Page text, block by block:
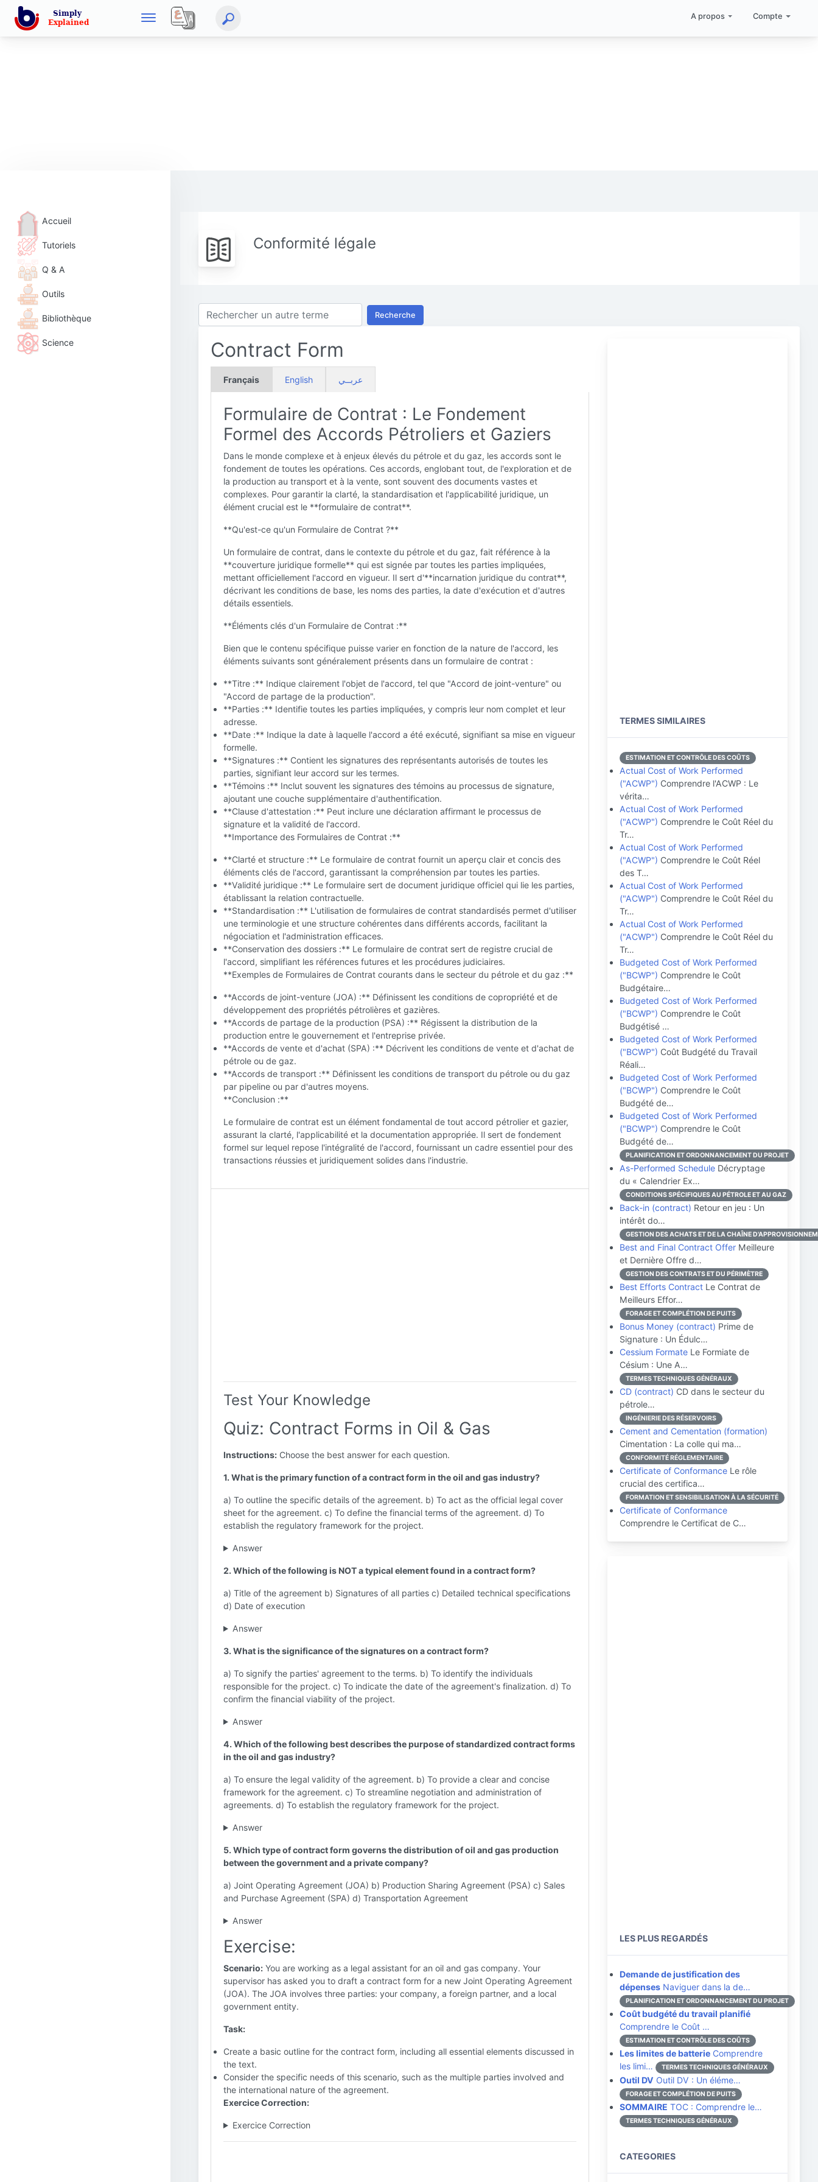
A propos Compte
Accueil
Tutoriels
Q & A
Outils
Bibliothèque
Science
Conformité légale
Recherche
Contract Form
Français English عربــي
Formulaire de Contrat : Le Fondement
Formel des Accords Pétroliers et Gaziers
Dans le monde complexe et à enjeux élevés du pétrole et du gaz, les accords sont le
fondement de toutes les opérations. Ces accords, englobant tout, de l'exploration et de
la production au transport et à la vente, sont souvent des documents vastes et
complexes. Pour garantir la clarté, la standardisation et l'applicabilité juridique, un
élément crucial est le **formulaire de contrat**.
**Qu'est-ce qu'un Formulaire de Contrat ?**
Un formulaire de contrat, dans le contexte du pétrole et du gaz, fait référence à la
**couverture juridique formelle** qui est signée par toutes les parties impliquées,
mettant officiellement l'accord en vigueur. Il sert d'**incarnation juridique du contrat**,
décrivant les conditions de base, les noms des parties, la date d'exécution et d'autres
détails essentiels.
**Éléments clés d'un Formulaire de Contrat :**
Bien que le contenu spécifique puisse varier en fonction de la nature de l'accord, les
éléments suivants sont généralement présents dans un formulaire de contrat :
**Titre :** Indique clairement l'objet de l'accord, tel que "Accord de joint-venture" ou
"Accord de partage de la production".
**Parties :** Identifie toutes les parties impliquées, y compris leur nom complet et leur
adresse.
**Date :** Indique la date à laquelle l'accord a été exécuté, signifiant sa mise en vigueur
formelle.
**Signatures :** Contient les signatures des représentants autorisés de toutes les
parties, signifiant leur accord sur les termes.
**Témoins :** Inclut souvent les signatures des témoins au processus de signature,
ajoutant une couche supplémentaire d'authentification.
**Clause d'attestation :** Peut inclure une déclaration affirmant le processus de
signature et la validité de l'accord.
**Importance des Formulaires de Contrat :**
**Clarté et structure :** Le formulaire de contrat fournit un aperçu clair et concis des
éléments clés de l'accord, garantissant la compréhension par toutes les parties.
**Validité juridique :** Le formulaire sert de document juridique officiel qui lie les parties,
établissant la relation contractuelle.
**Standardisation :** L'utilisation de formulaires de contrat standardisés permet d'utiliser
une terminologie et une structure cohérentes dans différents accords, facilitant la
négociation et l'administration efficaces.
**Conservation des dossiers :** Le formulaire de contrat sert de registre crucial de
l'accord, simplifiant les références futures et les procédures judiciaires.
**Exemples de Formulaires de Contrat courants dans le secteur du pétrole et du gaz :**
**Accords de joint-venture (JOA) :** Définissent les conditions de copropriété et de
développement des propriétés pétrolières et gazières.
**Accords de partage de la production (PSA) :** Régissent la distribution de la
production entre le gouvernement et l'entreprise privée.
**Accords de vente et d'achat (SPA) :** Décrivent les conditions de vente et d'achat de
pétrole ou de gaz.
**Accords de transport :** Définissent les conditions de transport du pétrole ou du gaz
par pipeline ou par d'autres moyens.
**Conclusion :**
Le formulaire de contrat est un élément fondamental de tout accord pétrolier et gazier,
assurant la clarté, l'applicabilité et la documentation appropriée. Il sert de fondement
formel sur lequel repose l'intégralité de l'accord, fournissant un cadre essentiel pour des
transactions réussies et juridiquement solides dans l'industrie.
Test Your Knowledge
Quiz: Contract Forms in Oil & Gas
Instructions: Choose the best answer for each question.
1. What is the primary function of a contract form in the oil and gas industry?
a) To outline the specific details of the agreement. b) To act as the official legal cover
sheet for the agreement. c) To define the financial terms of the agreement. d) To
establish the regulatory framework for the project.
Answer
2. Which of the following is NOT a typical element found in a contract form?
a) Title of the agreement b) Signatures of all parties c) Detailed technical specifications
d) Date of execution
Answer
3. What is the significance of the signatures on a contract form?
a) To signify the parties' agreement to the terms. b) To identify the individuals
responsible for the project. c) To indicate the date of the agreement's finalization. d) To
confirm the financial viability of the project.
Answer
4. Which of the following best describes the purpose of standardized contract forms
in the oil and gas industry?
a) To ensure the legal validity of the agreement. b) To provide a clear and concise
framework for the agreement. c) To streamline negotiation and administration of
agreements. d) To establish the regulatory framework for the project.
Answer
5. Which type of contract form governs the distribution of oil and gas production
between the government and a private company?
a) Joint Operating Agreement (JOA) b) Production Sharing Agreement (PSA) c) Sales
and Purchase Agreement (SPA) d) Transportation Agreement
Answer
Exercise:
Scenario: You are working as a legal assistant for an oil and gas company. Your
supervisor has asked you to draft a contract form for a new Joint Operating Agreement
(JOA). The JOA involves three parties: your company, a foreign partner, and a local
government entity.
Task:
Create a basic outline for the contract form, including all essential elements discussed in
the text.
Consider the specific needs of this scenario, such as the multiple parties involved and
the international nature of the agreement.
Exercice Correction:
Exercice Correction
TERMES SIMILAIRES
ESTIMATION ET CONTRÔLE DES COÛTS
Actual Cost of Work Performed
("ACWP") Comprendre l'ACWP : Le
vérita…
Actual Cost of Work Performed
("ACWP") Comprendre le Coût Réel du
Tr…
Actual Cost of Work Performed
("ACWP") Comprendre le Coût Réel
des T…
Actual Cost of Work Performed
("ACWP") Comprendre le Coût Réel du
Tr…
Actual Cost of Work Performed
("ACWP") Comprendre le Coût Réel du
Tr…
Budgeted Cost of Work Performed
("BCWP") Comprendre le Coût
Budgétaire…
Budgeted Cost of Work Performed
("BCWP") Comprendre le Coût
Budgétisé …
Budgeted Cost of Work Performed
("BCWP") Coût Budgété du Travail
Réali…
Budgeted Cost of Work Performed
("BCWP") Comprendre le Coût
Budgété de…
Budgeted Cost of Work Performed
("BCWP") Comprendre le Coût
Budgété de…
PLANIFICATION ET ORDONNANCEMENT DU PROJET
As-Performed Schedule Décryptage
du « Calendrier Ex…
CONDITIONS SPÉCIFIQUES AU PÉTROLE ET AU GAZ
Back-in (contract) Retour en jeu : Un
intérêt do…
GESTION DES ACHATS ET DE LA CHAÎNE
Best and Final Contract Offer Meilleure
et Dernière Offre d…
GESTION DES CONTRATS ET DU PÉRIMÈTRE
Best Efforts Contract Le Contrat de
Meilleurs Effor…
FORAGE ET COMPLÉTION DE PUITS
Bonus Money (contract) Prime de
Signature : Un Édulc…
Cessium Formate Le Formiate de
Césium : Une A…
TERMES TECHNIQUES GÉNÉRAUX
CD (contract) CD dans le secteur du
pétrole…
INGÉNIERIE DES RÉSERVOIRS
Cement and Cementation (formation)
Cimentation : La colle qui ma…
CONFORMITÉ RÉGLEMENTAIRE
Certificate of Conformance Le rôle
crucial des certifica…
FORMATION ET SENSIBILISATION À LA SÉCURITÉ
Certificate of Conformance
Comprendre le Certificat de C…
LES PLUS REGARDÉS
Demande de justification des
dépenses Naviguer dans la de…
PLANIFICATION ET ORDONNANCEMENT DU PROJET
Coût budgété du travail planifié
Comprendre le Coût …
ESTIMATION ET CONTRÔLE DES COÛTS
Les limites de batterie Comprendre
les limi…
TERMES TECHNIQUES GÉNÉRAUX
Outil DV Outil DV : Un éléme…
FORAGE ET COMPLÉTION DE PUITS
SOMMAIRE TOC : Comprendre le…
TERMES TECHNIQUES GÉNÉRAUX
CATEGORIES